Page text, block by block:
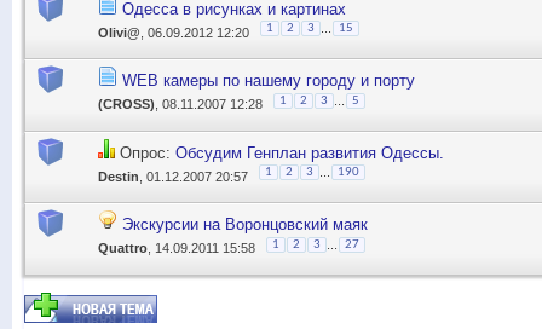
Одесса в рисунках и картинах
Olivi@ , 06.09.2012 12:20 1 2 3 15
WEB камеры по нашему городу и порту
(CROSS) , 08.11.2007 12:28 1 2 3 5
Опрос: Обсудим Генплан развития Одессы.
Destin , 01.12.2007 20:57 1 2 3 190
Экскурсии на Воронцовский маяк
Quattro , 14.09.2011 15:58 1 2 3 27